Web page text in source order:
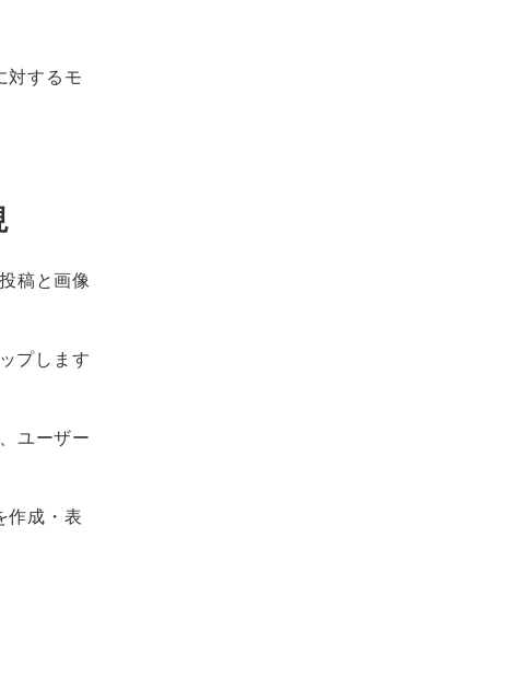
対するモ
稿と画像
プします
ユーザー
作成・表